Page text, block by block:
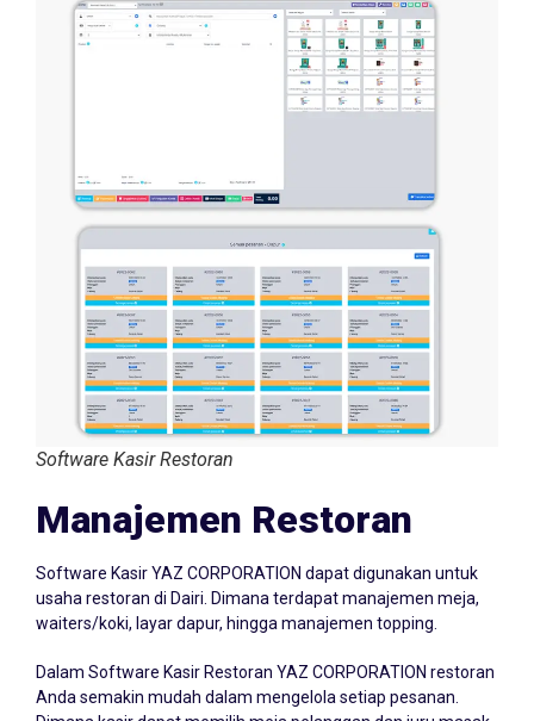
Software Kasir Restoran
Manajemen Restoran
usaha restoran di Dairi. Dimana terdapat manajemen meja,
waiters/koki, layar dapur, hingga manajemen topping.
Anda semakin mudah dalam mengelola setiap pesanan.
Dimana kasir dapat memilih meja pelanggan dan juru masak